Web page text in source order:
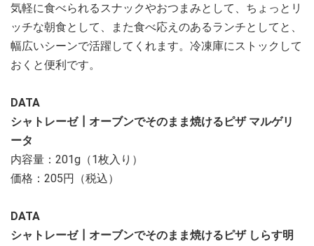
気軽に食べられるスナックやおつまみとして、ちょっとリ
ッチな朝食として、また食べ応えのあるランチとしてと、
幅広いシーンで活躍してくれます。冷凍庫にストックして
おくと便利です。
DATA
シャトレーゼ┃オーブンでそのまま焼けるピザ マルゲリ
ータ
内容量：201g（1枚入り）
価格：205円（税込）
DATA
シャトレーゼ┃オーブンでそのまま焼けるピザ しらす明